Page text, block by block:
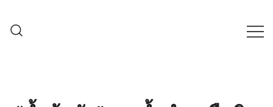
content
พร้อมดูแลพืชอย่างครบวงจร